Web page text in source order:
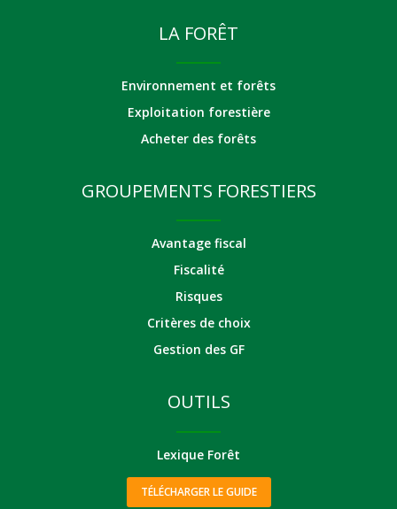
LA FORÊT
Environnement et forêts
Exploitation forestière
Acheter des forêts
GROUPEMENTS FORESTIERS
Avantage fiscal
Fiscalité
Risques
Critères de choix
Gestion des GF
OUTILS
Lexique Forêt
TÉLÉCHARGER LE GUIDE